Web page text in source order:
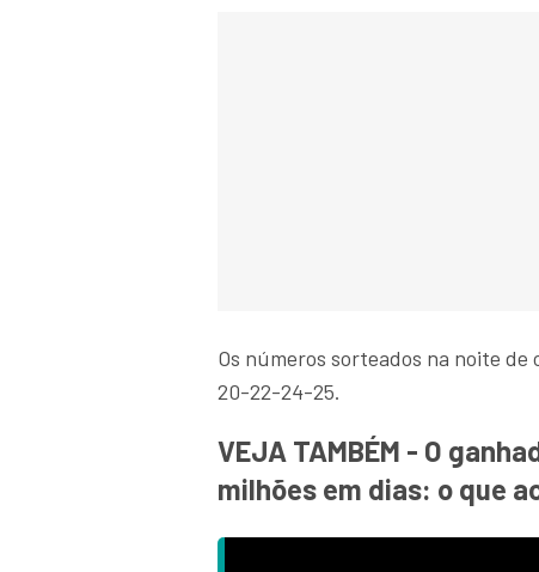
Os números sorteados na noite
20-22-24-25.
VEJA TAMBÉM - O
milhões em dias: o que